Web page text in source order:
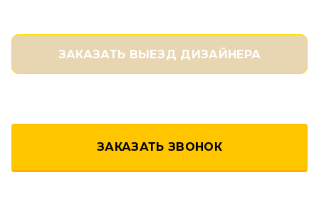
ЗАКАЗАТЬ ВЫЕЗД ДИЗАЙНЕРА
ЗАКАЗАТЬ ЗВОНОК